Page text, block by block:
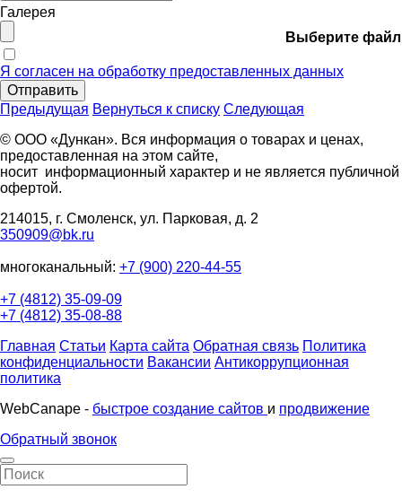
Галерея
Выберите файл
Я согласен на обработку предоставленных данных
Отправить
Предыдущая Вернуться к списку Следующая
© ООО «Дункан». Вся информация о товарах и ценах,
предоставленная на этом сайте,
носит информационный характер и не является публичной
офертой.
214015, г. Смоленск, ул. Парковая, д. 2
350909@bk.ru
многоканальный: +7 (900) 220-44-55
+7 (4812) 35-09-09
+7 (4812) 35-08-88
Главная Статьи Карта сайта Обратная связь Политика
конфиденциальности Вакансии Антикоррупционная
политика
WebCanape - быстрое создание сайтов и продвижение
Обратный звонок